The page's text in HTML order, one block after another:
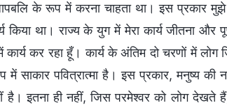
पापबलि के रूप में करना चाहता था। इस
था। राज्य के युग में मेरा कार्य जीतना और
कर रहा हूँ। कार्य के अंतिम दो चरणों में
साकार पवित्रात्मा है। इस प्रकार, मनुष्य
इतना ही नहीं, जिस परमेश्वर को लोग देखते